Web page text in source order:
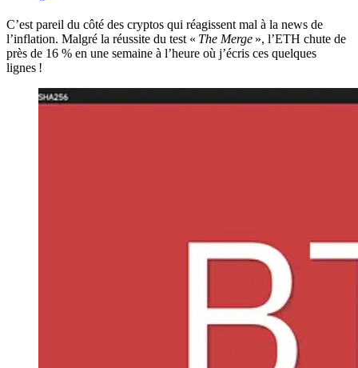
C’est pareil du côté des cryptos qui réagissent mal à la news de
l’inflation. Malgré la réussite du test « The Merge », l’ETH chute de
près de 16 % en une semaine à l’heure où j’écris ces quelques
lignes !